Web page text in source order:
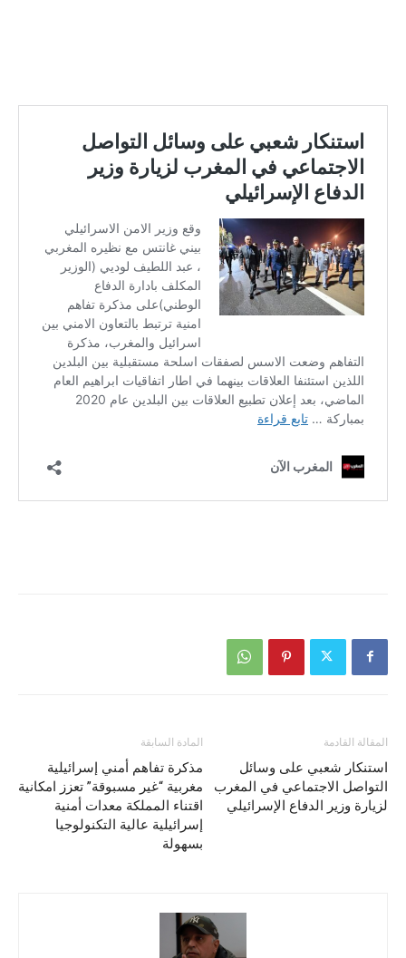
المادة السابقة
مذكرة تفاهم أمني إسرائيلية
مغربية “غير مسبوقة” تعزز امكانية
اقتناء المملكة معدات أمنية
إسرائيلية عالية التكنولوجيا
بسهولة
المقالة القادمة
استنكار شعبي على وسائل
التواصل الاجتماعي في المغرب
لزيارة وزير الدفاع الإسرائيلي